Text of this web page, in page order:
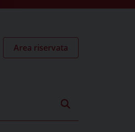
Area riservata